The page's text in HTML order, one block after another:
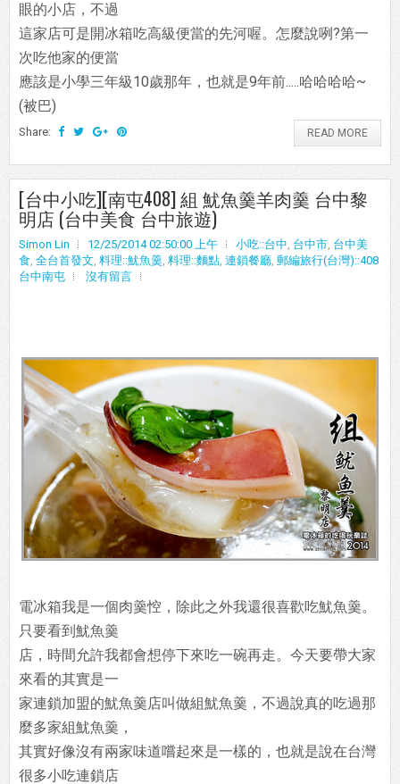
眼的小店，不過
這家店可是開冰箱吃高級便當的先河喔。怎麼說咧?第一
次吃他家的便當
應該是小學三年級10歲那年，也就是9年前.....哈哈哈哈~
(被巴)
Share: READ MORE
[台中小吃][南屯408] 組 魷魚羹羊肉羹 台中黎
明店 (台中美食 台中旅遊)
Simon Lin 12/25/2014 02:50:00 上午 小吃::台中, 台中市, 台中美
食, 全台首發文, 料理::魷魚羹, 料理::麵點, 連鎖餐廳, 郵編旅行(台灣)::408
台中南屯
沒有留言
電冰箱我是一個肉羹悾，除此之外我還很喜歡吃魷魚羹。
只要看到魷魚羹
店，時間允許我都會想停下來吃一碗再走。今天要帶大家
來看的其實是一
家連鎖加盟的魷魚羹店叫做組魷魚羹，不過說真的吃過那
麼多家組魷魚羹，
其實好像沒有兩家味道嚐起來是一樣的，也就是說在台灣
很多小吃連鎖店